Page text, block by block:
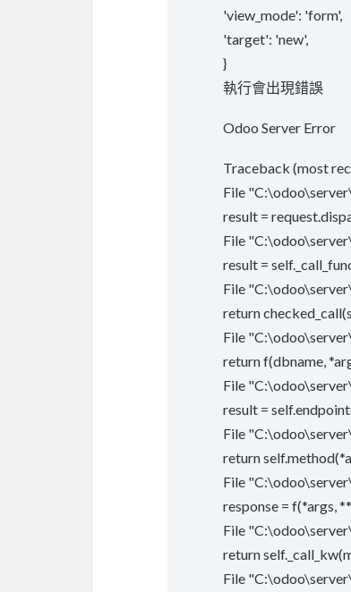
'view_mode': 'form',
'target': 'new',
}
執行會出現錯誤
Odoo Server Error
Traceback (most
File
result =
File
result =
File
return
File
return f(dbname,
File
result =
File
return
File
response = f(*args,
File
return
File